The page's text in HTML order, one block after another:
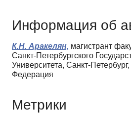
Информация об
К.Н. Аракелян, магистрант
Санкт-Петербургского
Университета, Санкт-
Федерация
Метрики